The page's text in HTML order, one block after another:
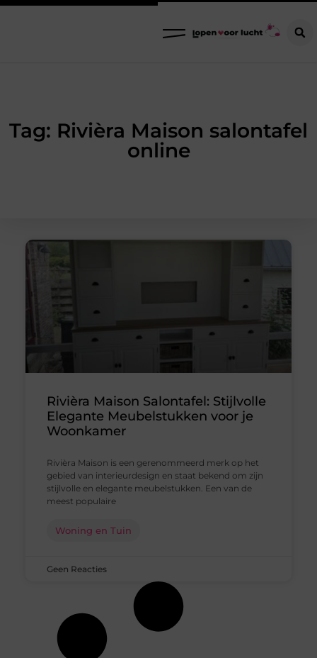
Tag: Rivièra Maison salontafel
online
Rivièra Maison Salontafel: Stijlvolle
Elegante Meubelstukken voor je
Woonkamer
Rivièra Maison is een gerenommeerd merk op het
gebied van interieurdesign en staat bekend om zijn
stijlvolle en elegante meubelstukken. Een van de
meest populaire
Woning en Tuin
Geen Reacties